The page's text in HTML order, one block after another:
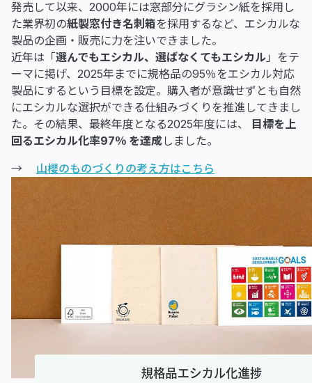
発売して以来、2000年には窓部分にグラシン紙を採用し
た業界初の紙製窓付き名刺箱を採用するなど、エシカルな
製品の企画・販売に力を注いできました。
近年は「選んでもエシカル、選ばなくてもエシカル 」をテ
ーマに掲げ、2025年までに規格品の95％をエシカル対応
製品にするという目標を設定。購入者が意識せずとも自然
にエシカルな選択ができる仕組みづくりを推進してきまし
た。その結果、最終年度となる2025年度には、 目標を上
回るエシカル化率97％ を達成しました。
→ 山櫻のものづくりの考え方はこちら